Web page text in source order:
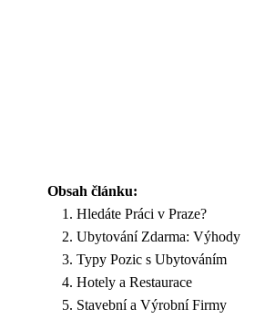
Obsah článku:
Hledáte Práci v Praze?
Ubytování Zdarma: Výhody
Typy Pozic s Ubytováním
Hotely a Restaurace
Stavební a Výrobní Firmy